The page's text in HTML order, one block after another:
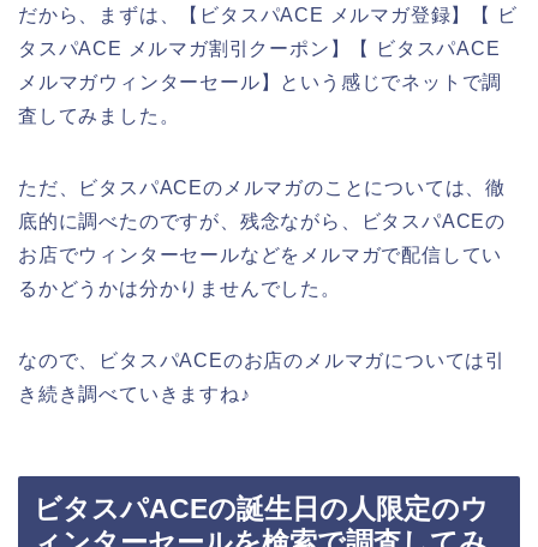
だから、まずは、【ビタスパACE メルマガ登録】【 ビ
タスパACE メルマガ割引クーポン】【 ビタスパACE
メルマガウィンターセール】という感じでネットで調
査してみました。
ただ、ビタスパACEのメルマガのことについては、徹
底的に調べたのですが、残念ながら、ビタスパACEの
お店でウィンターセールなどをメルマガで配信してい
るかどうかは分かりませんでした。
なので、ビタスパACEのお店のメルマガについては引
き続き調べていきますね♪
ビタスパACEの誕生日の人限定のウ